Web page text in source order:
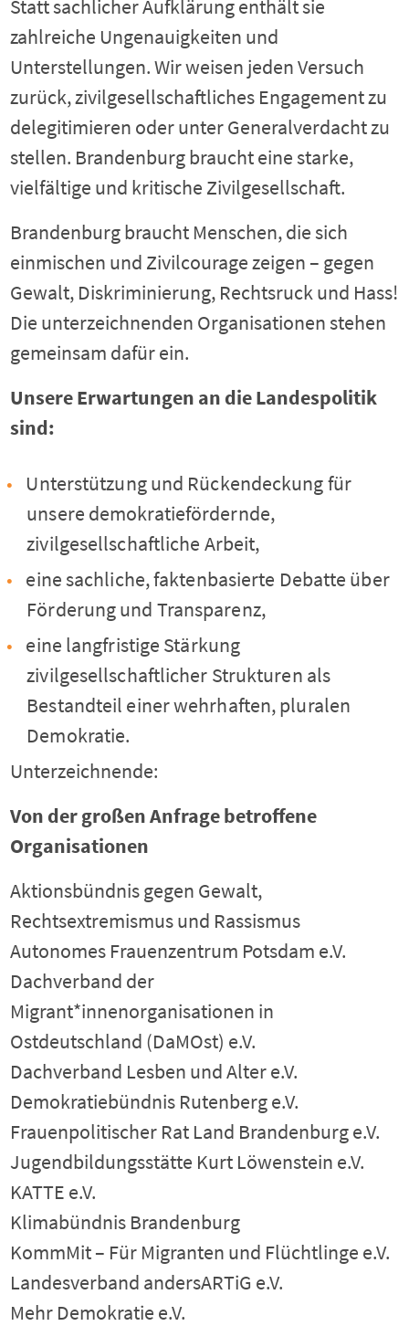
Statt sachlicher Aufklärung enthält sie
zahlreiche Ungenauigkeiten und
Unterstellungen. Wir weisen jeden Versuch
zurück, zivilgesellschaftliches Engagement zu
delegitimieren oder unter Generalverdacht zu
stellen. Brandenburg braucht eine starke,
vielfältige und kritische Zivilgesellschaft.
Brandenburg braucht Menschen, die sich
einmischen und Zivilcourage zeigen – gegen
Gewalt, Diskriminierung, Rechtsruck und Hass!
Die unterzeichnenden Organisationen stehen
gemeinsam dafür ein.
Unsere Erwartungen an die Landespolitik
sind:
Unterstützung und Rückendeckung für
unsere demokratiefördernde,
zivilgesellschaftliche Arbeit,
eine sachliche, faktenbasierte Debatte über
Förderung und Transparenz,
eine langfristige Stärkung
zivilgesellschaftlicher Strukturen als
Bestandteil einer wehrhaften, pluralen
Demokratie.
Unterzeichnende:
Von der großen Anfrage betroffene
Organisationen
Aktionsbündnis gegen Gewalt,
Rechtsextremismus und Rassismus
Autonomes Frauenzentrum Potsdam e.V.
Dachverband der
Migrant*innenorganisationen in
Ostdeutschland (DaMOst) e.V.
Dachverband Lesben und Alter e.V.
Demokratiebündnis Rutenberg e.V.
Frauenpolitischer Rat Land Brandenburg e.V.
Jugendbildungsstätte Kurt Löwenstein e.V.
KATTE e.V.
Klimabündnis Brandenburg
KommMit – Für Migranten und Flüchtlinge e.V.
Landesverband andersARTiG e.V.
Mehr Demokratie e.V.